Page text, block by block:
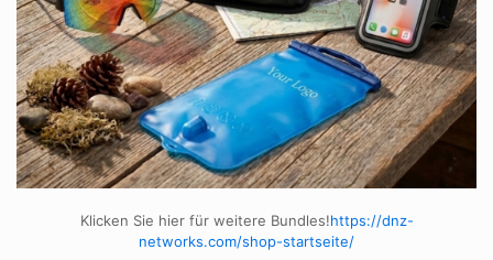
Klicken Sie hier für weitere Bundles!https://dnz-
networks.com/shop-startseite/